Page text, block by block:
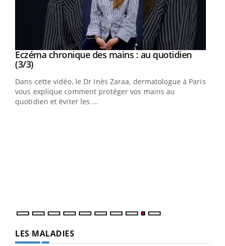
Youtube
Youtube
Eczéma chronique des mains : au quotidien
(3/3)Youtube
Dans cette vidéo, le Dr Inès Zaraa, dermatologue à Paris,
vous explique comment protéger vos mains au
quotidien et éviter les ...
LES MALADIES